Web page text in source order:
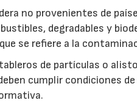
no provenientes de
degradables y
se refiere a la
de partículas o
cumplir condiciones